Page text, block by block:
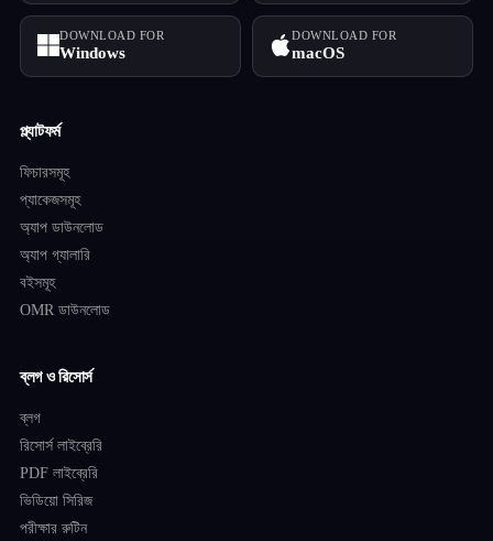
DOWNLOAD FOR
Windows
DOWNLOAD FOR
macOS
প্ল্যাটফর্ম
ফিচারসমূহ
প্যাকেজসমূহ
অ্যাপ ডাউনলোড
অ্যাপ গ্যালারি
বইসমূহ
OMR ডাউনলোড
ব্লগ ও রিসোর্স
ব্লগ
রিসোর্স লাইব্রেরি
PDF লাইব্রেরি
ভিডিয়ো সিরিজ
পরীক্ষার রুটিন